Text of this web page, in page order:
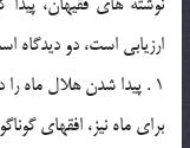
ارزيابي است، دو ديدگاه
1 . پيدا شدن هلال ماه
براي ماه نيز، افقهاي